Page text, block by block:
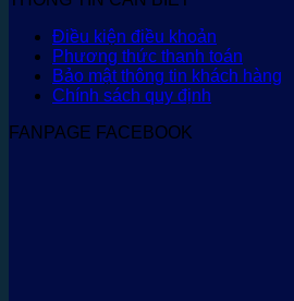
Điều kiện điều khoản
Phương thức thanh toán
Bảo mật thông tin khách hàng
Chính sách quy định
FANPAGE FACEBOOK